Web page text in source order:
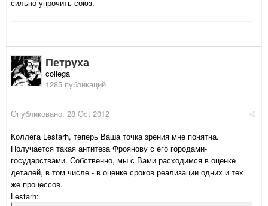
сильно упрочить союз.
Петруха
collega
1285 публикаций
Опубликовано: 28 Oct 2012
Коллега Lestarh, теперь Ваша точка зрения мне понятна.
Получается такая антитеза Фроянову с его городами-
государствами. Собственно, мы с Вами расходимся в оценке
деталей, в том числе - в оценке сроков реализации одних и тех
же процессов.
Lestarh: